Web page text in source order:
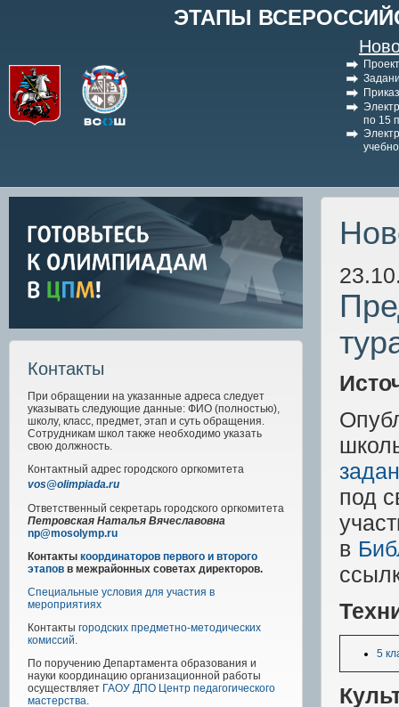
ЭТАПЫ
по 15
Контакты
При обращении на указанные адреса следует
указывать следующие данные: ФИО (полностью),
школу, класс, предмет, этап и суть обращения.
Сотрудникам школ также необходимо указать
свою должность.
Контактный адрес городского оргкомитета
vos@olimpiada.ru
Ответственный секретарь городского оргкомитета
Петровская Наталья Вячеславовна
np@mosolymp.ru
Контакты координаторов первого и второго
этапов в межрайонных советах директоров.
Специальные условия для участия в
мероприятиях
Контакты городских предметно-методических
комиссий.
По поручению Департамента образования и
науки координацию организационной работы
осуществляет ГАОУ ДПО Центр педагогического
мастерства.
под
в
5